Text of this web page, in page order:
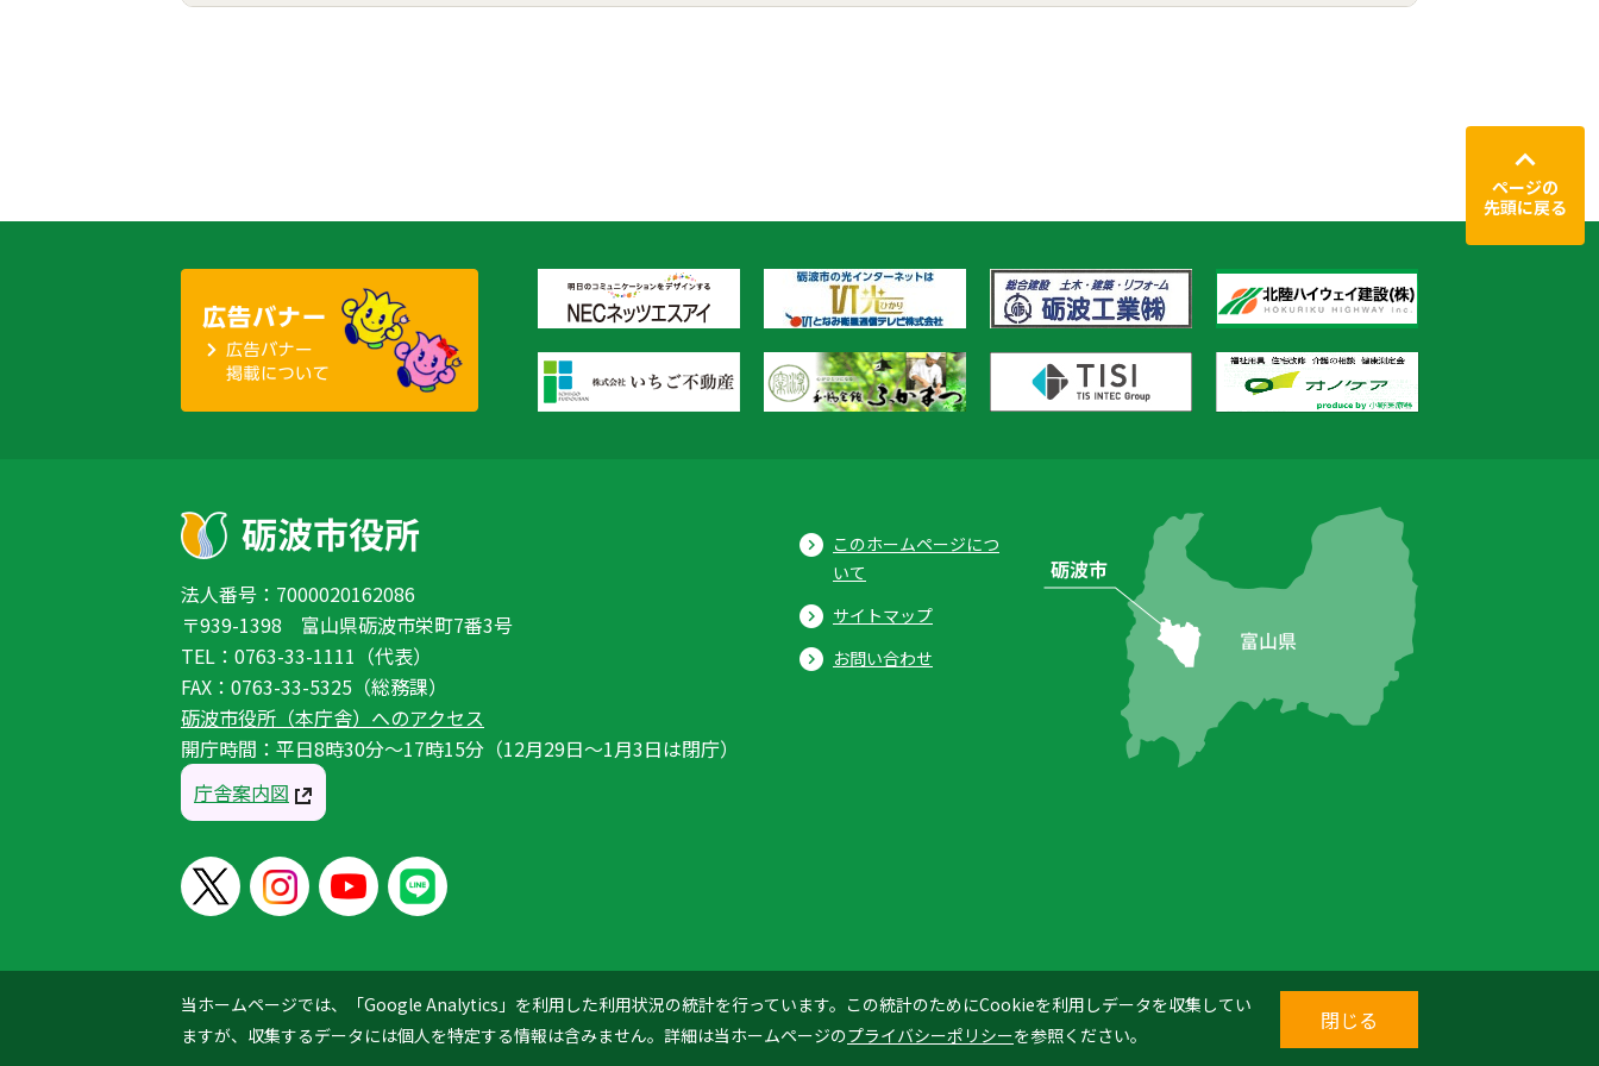
当ホームページでは、「Google Analytics」を利用した利用状況の統計を行っています。この統計のためにCookieを利用しデータを収集してい
ますが、収集するデータには個人を特定する情報は含みません。詳細は当ホームページのプライバシーポリシーを参照ください。
閉じる
ページの
先頭に戻る
法人番号：7000020162086
〒939-1398 富山県砺波市栄町7番3号
TEL：0763-33-1111（代表）
FAX：0763-33-5325（総務課）
砺波市役所（本庁舎）へのアクセス
開庁時間：平日8時30分〜17時15分（12月29日〜1月3日は閉庁）
庁舎案内図
このホームページにつ
いて
サイトマップ
お問い合わせ
© 2026 Tonami City